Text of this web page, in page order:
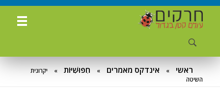
חרקים - עולם קטן בגדול
ראשי » אינדקס מאמרים » חִפּוּשִׁיּוֹת »
יקרונית
השיטה